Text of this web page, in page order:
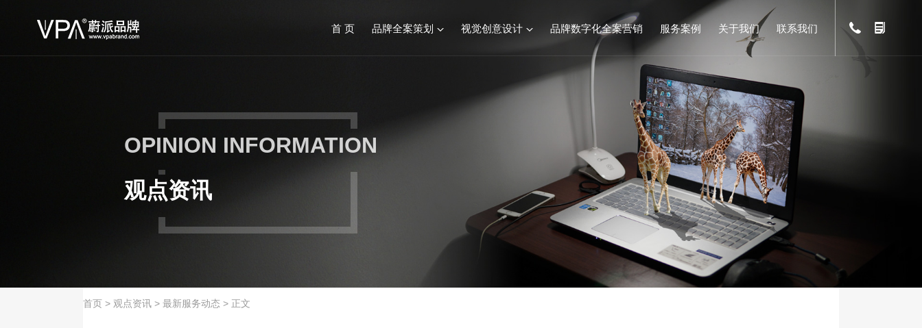
首 页 品牌全案策划
康养文旅品牌策划设计
医疗行业品牌策划设计
视觉创意设计
视觉创意设计
SI空间设计
品牌数字化全案营销 服务案例 关于我们 联系我们
OPINION INFORMATION
观点资讯
首页> 观点资讯> 最新服务动态> 正文